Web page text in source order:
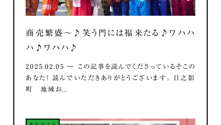
商売繁盛～♪笑う門には福来たる♪ワハハ
ハ♪ワハハ♪
2025.02.05 ― この記事を読んでくださっているそこの
あなた！ 読んでいただきありがとうございます。 日之影
町 地域お...